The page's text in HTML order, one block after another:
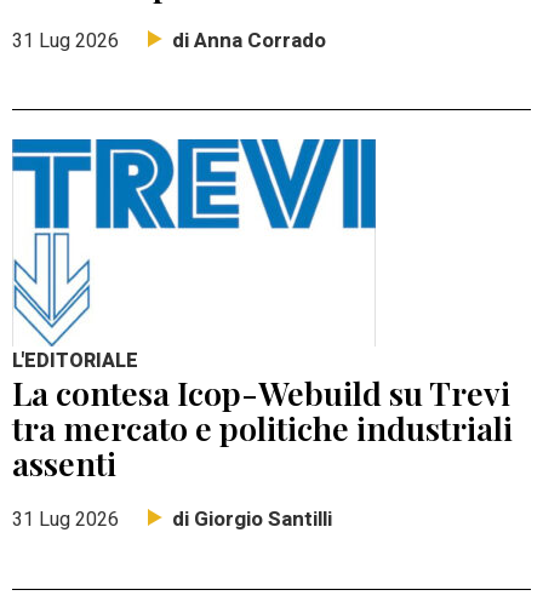
31 Lug 2026 di Anna Corrado
L'EDITORIALE
La contesa Icop-Webuild su Trevi
tra mercato e politiche industriali
assenti
31 Lug 2026 di Giorgio Santilli